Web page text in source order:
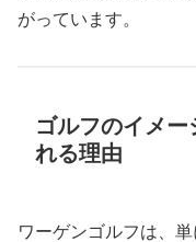
がっています。
ゴルフのイメ
れる理由
ワーゲンゴルフは、